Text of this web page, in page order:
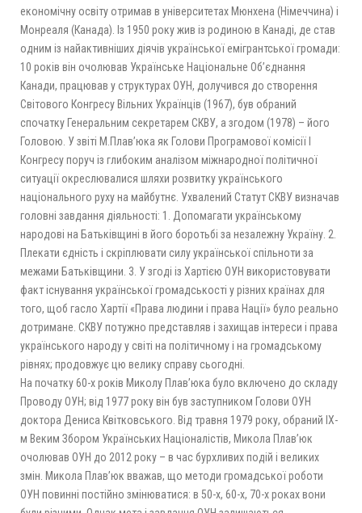
економічну освіту отримав в університетах Мюнхена (Німеччина) і
Монреаля (Канада). Із 1950 року жив із родиною в Канаді, де став
одним із найактивніших діячів української емігрантської громади:
10 років він очолював Українське Національне Об’єднання
Канади, працював у структурах ОУН, долучився до створення
Світового Конгресу Вільних Українців (1967), був обраний
спочатку Генеральним секретарем СКВУ, а згодом (1978) – його
Головою. У звіті М.Плав’юка як Голови Програмової комісії І
Конгресу поруч із глибоким аналізом міжнародної політичної
ситуації окреслювалися шляхи розвитку українського
національного руху на майбутнє. Ухвалений Статут СКВУ визначав
головні завдання діяльності: 1. Допомагати українському
народові на Батьківщині в його боротьбі за незалежну Україну. 2.
Плекати єдність і скріплювати силу української спільноти за
межами Батьківщини. 3. У згоді із Хартією ОУН використовувати
факт існування української громадськості у різних країнах для
того, щоб гасло Хартії «Права людини і права Нації» було реально
дотримане. СКВУ потужно представляв і захищав інтереси і права
українського народу у світі на політичному і на громадському
рівнях; продовжує цю велику справу сьогодні.
На початку 60-х років Миколу Плав’юка було включено до складу
Проводу ОУН; від 1977 року він був заступником Голови ОУН
доктора Дениса Квітковського. Від травня 1979 року, обраний ІХ-
м Веким Збором Українських Націоналістів, Микола Плав’юк
очолював ОУН до 2012 року – в час бурхливих подій і великих
змін. Микола Плав’юк вважав, що методи громадської роботи
ОУН повинні постійно змінюватися: в 50-х, 60-х, 70-х роках вони